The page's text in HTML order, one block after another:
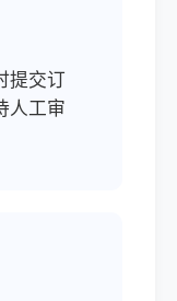
提交订
人工审